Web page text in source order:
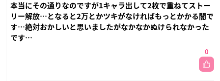
本当にその通りなのですが1キャラ出して2枚で重ねてストー
リー解放…となると2万とかツキがなければもっとかかる闇で
す…絶対おかしいと思いましたがなかなかぬけられなかった
です…
0